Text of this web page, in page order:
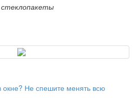
окне? Не спешите менять всю